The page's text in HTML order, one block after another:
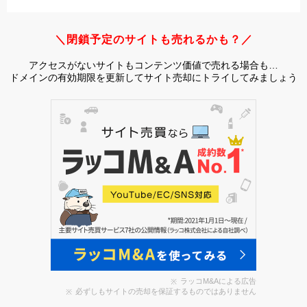
＼閉鎖予定のサイトも売れるかも？／
アクセスがないサイトもコンテンツ価値で売れる場合も…
ドメインの有効期限を更新してサイト売却にトライしてみましょう
ラッコM&Aによる広告
必ずしもサイトの売却を保証するものではありません